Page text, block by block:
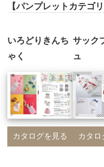
【パンプレットカテゴリ
いろどりきんち
ゃく
カタログを見る
サック
ュ
カタロ